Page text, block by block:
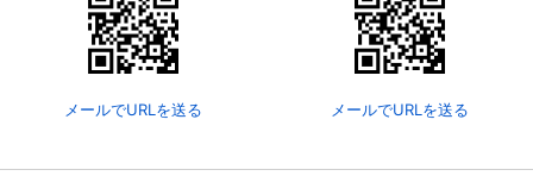
メールでURLを送る メールでURLを送る